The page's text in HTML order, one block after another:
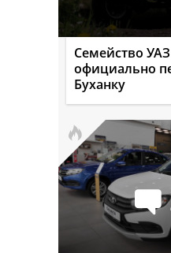
Семейство
официально
Буханку